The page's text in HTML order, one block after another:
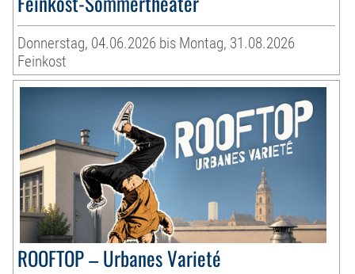
Donnerstag, 04.06.2026 bis Montag, 31.08.2026
Feinkost
ROOFTOP – Urbanes Varieté